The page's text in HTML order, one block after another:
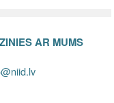
AR MUMS